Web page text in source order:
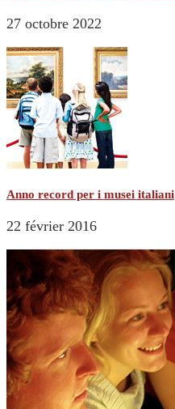
27 octobre 2022
Anno record per i musei italiani
22 février 2016